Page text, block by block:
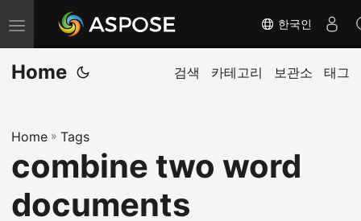
내
비
게
전
환
한국인
Home 검색 카테고리 보관소 태그
Home » Tags
combine two word
documents